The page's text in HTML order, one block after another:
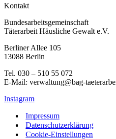
Kontakt
Bundesarbeitsgemeinschaft
Täterarbeit Häusliche Gewalt e.V.
Berliner Allee 105
13088 Berlin
Tel. 030 – 510 55 072
E-Mail: verwaltung@bag-
Instagram
Impressum
Datenschutzerklärung
Cookie-Einstellungen